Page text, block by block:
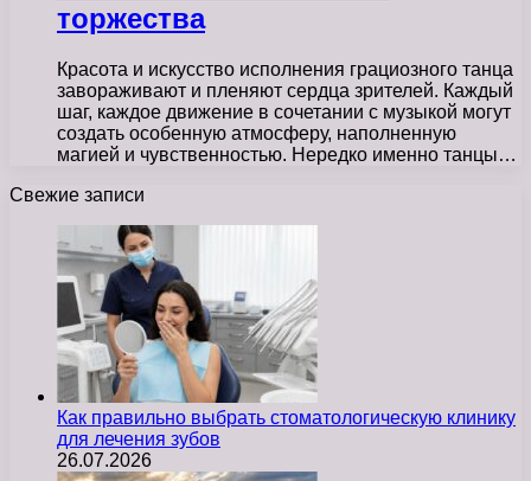
торжества
Красота и искусство исполнения грациозного танца
завораживают и пленяют сердца зрителей. Каждый
шаг, каждое движение в сочетании с музыкой могут
создать особенную атмосферу, наполненную
магией и чувственностью. Нередко именно танцы…
Свежие записи
Как правильно выбрать стоматологическую клинику
для лечения зубов
26.07.2026